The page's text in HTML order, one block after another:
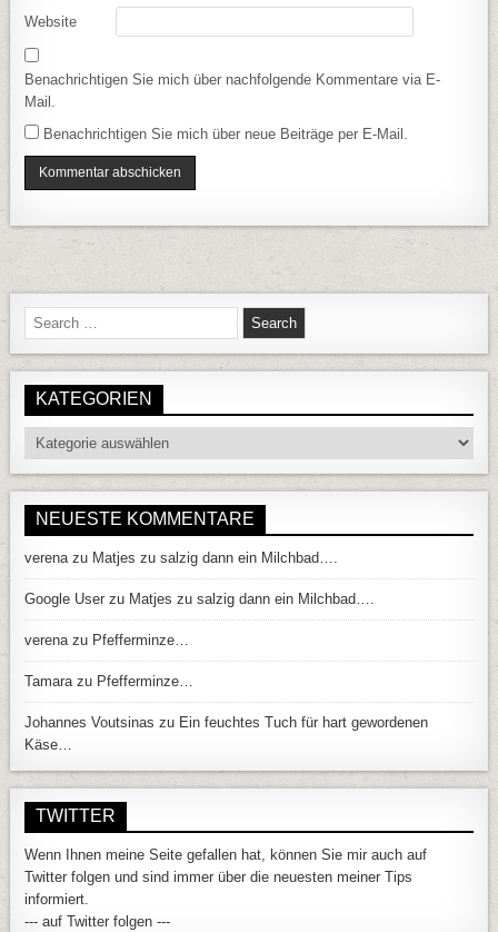
Website
Benachrichtigen Sie mich über nachfolgende Kommentare via E-
Mail.
Benachrichtigen Sie mich über neue Beiträge per E-Mail.
Search for:
KATEGORIEN
Kategorien
NEUESTE KOMMENTARE
verenazu Matjes zu salzig dann ein Milchbad….
Google User zu Matjes zu salzig dann ein Milchbad….
verenazu Pfefferminze…
Tamarazu Pfefferminze…
Johannes Voutsinas zu Ein feuchtes Tuch für hart gewordenen
Käse…
TWITTER
Wenn Ihnen meine Seite gefallen hat, können Sie mir auch auf
Twitter folgen und sind immer über die neuesten meiner Tips
informiert.
--- auf Twitter folgen ---